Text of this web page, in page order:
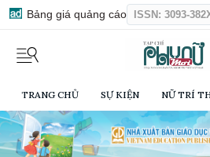
Bảng giá quảng cáo ISSN: 3093-
TRANG CHỦ SỰ KIỆN NỮ TRÍ